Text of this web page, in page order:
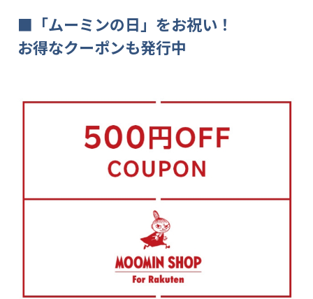
■「ムーミンの日」をお祝い！
お得なクーポンも発行中